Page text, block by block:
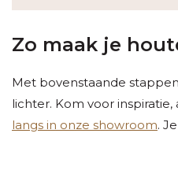
Zo maak je
Met bovenstaande
lichter. Kom voor
langs in onze showroom.